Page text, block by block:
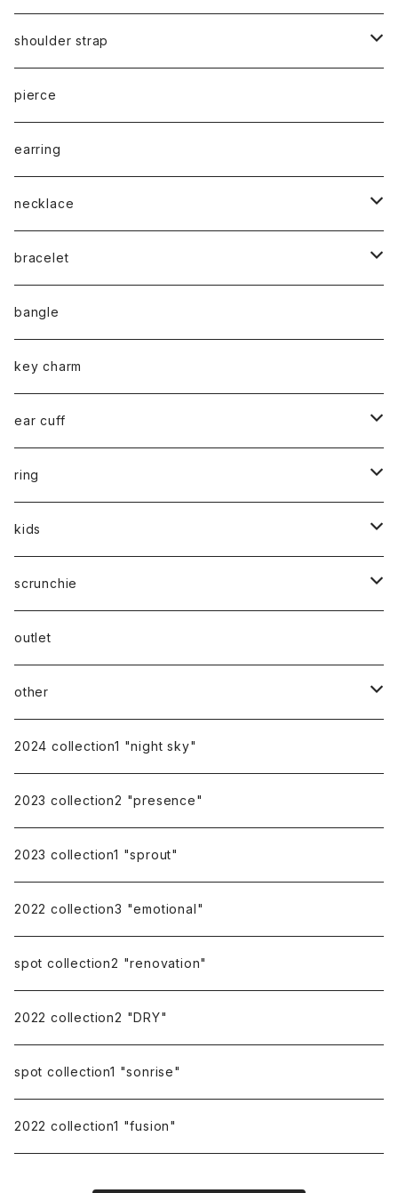
shoulder strap
cord
chain
pierce
earring
necklace
silver925
stainless
brass
stainless / 2way mask chain
gold
silver
bracelet
silver925
gold
stainless
gold
silver
bangle
key charm
ear cuff
silver925
gold
stainless
ring
stainless
14kgf
kids
mom
scrunchie
silk
outlet
other
gift
earring cover
pierce catch
repairing
2024 collection1 "night sky"
2023 collection2 "presence"
2023 collection1 "sprout"
2022 collection3 "emotional"
spot collection2 "renovation"
2022 collection2 "DRY"
spot collection1 "sonrise"
2022 collection1 "fusion"